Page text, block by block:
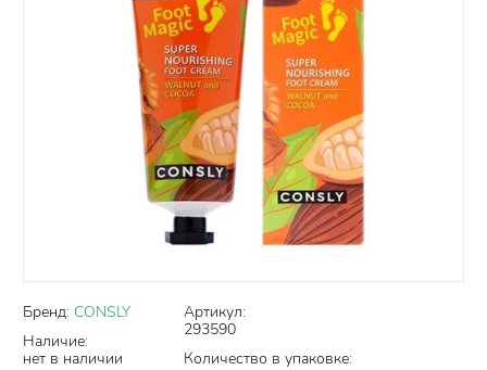
Бренд: CONSLY
Наличие:
нет в наличии
Артикул:
293590
Количество в упаковке: